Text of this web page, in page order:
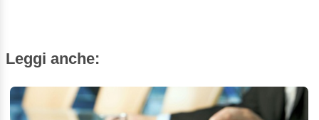
Leggi anche: